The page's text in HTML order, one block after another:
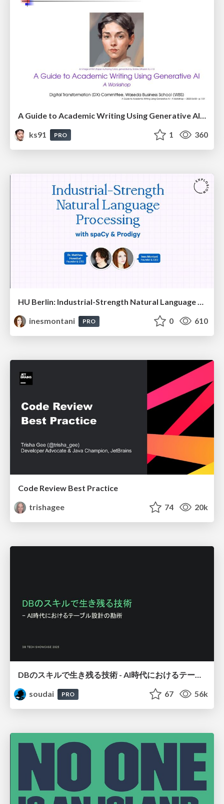
ks91
PRO 1 360
HU Berlin: Industrial-Strength Natural Language Processing with spaCy and Prodigy
inesmontani
PRO 0 610
Code Review Best Practice
trishagee
74 20k
DBのスキルで生き残る技術 - AI時代におけるテーブル設計の勘所
soudai
PRO 67 56k